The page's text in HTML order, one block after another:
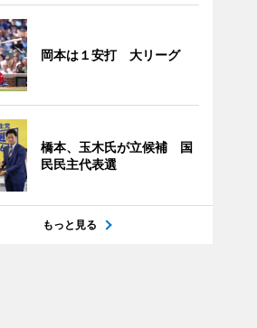
岡本は１安打 大リーグ
橋本、玉木氏が立候補 国
民民主代表選
もっと見る